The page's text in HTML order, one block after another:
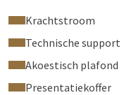
Krachtstroom
Technische support
Akoestisch plafond
Presentatiekoffer